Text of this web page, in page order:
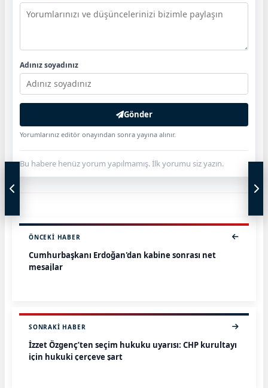
Adınız soyadınız
Gönder
Yorumlarınız editör onayından sonra yayına alınır.
Bu habere henüz yorum yapılmamış. İlk yorumu siz yazın.
ÖNCEKI HABER
Cumhurbaşkanı Erdoğan'dan kabine sonrası net
mesajlar
SONRAKI HABER
İzzet Özgenç’ten seçim hukuku uyarısı: CHP kurultayı
için hukuki çerçeve şart